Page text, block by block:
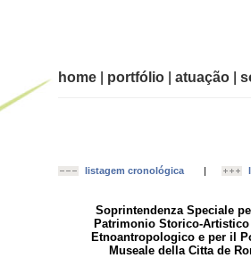
home portfólio atuação
listagem cronológica |
Soprintendenza Speciale
Patrimonio Storico-Artistico
Etnoantropologico e per il
Museale della Citta de